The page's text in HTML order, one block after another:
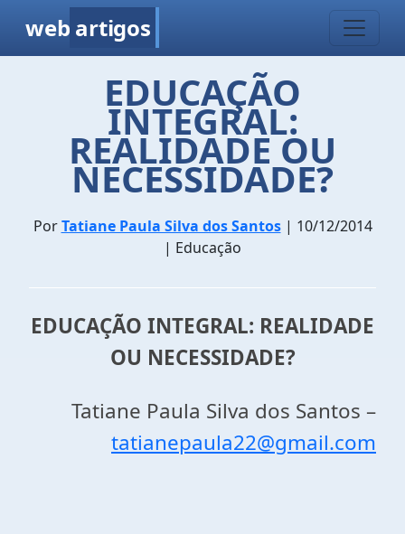
web artigos
EDUCAÇÃO
INTEGRAL:
REALIDADE OU
NECESSIDADE?
PorTatiane Paula Silva dos Santos| 10/12/2014
| Educação
EDUCAÇÃO INTEGRAL: REALIDADE
OU NECESSIDADE?
Tatiane Paula Silva dos Santos –
tatianepaula22@gmail.com